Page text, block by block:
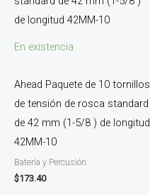
En existencia
Ahead Paquete de 10 tornillos
de tensión de rosca standard
de 42 mm (1-5/8 ) de longitud
42MM-10
Batería y Percusión
$173.40